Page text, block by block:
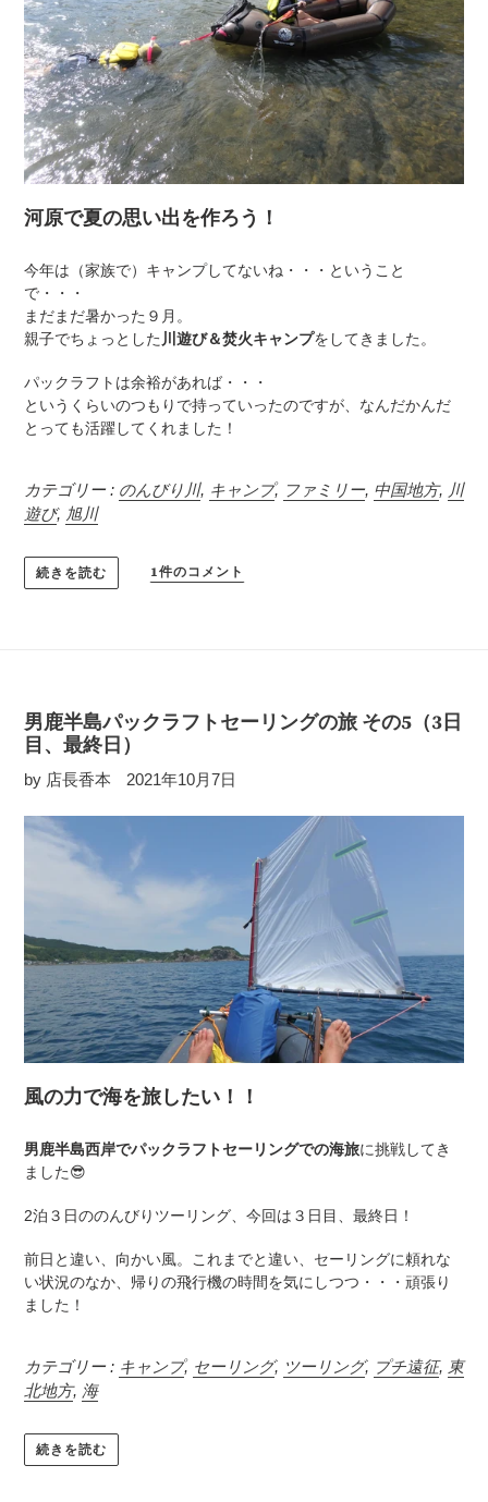
河原で夏の思い出を作ろう！
今年は（家族で）キャンプしてないね・・・ということ
で・・・
まだまだ暑かった９月。
親子でちょっとした 川遊び＆焚火キャンプをしてきました。
パックラフトは余裕があれば・・・
というくらいのつもりで持っていったのですが、なんだかんだ
とっても活躍してくれました！
カテゴリー : のんびり川, キャンプ, ファミリー, 中国地方, 川
遊び, 旭川
続きを読む 1件のコメント
男鹿半島パックラフトセーリングの旅 その5（3日
目、最終日）
by 店長香本 2021年10月7日
風の力で海を旅したい！！
男鹿半島西岸でパックラフトセーリングでの海旅に挑戦してき
ました😎
2泊３日ののんびりツーリング、今回は３日目、最終日！
前日と違い、向かい風。これまでと違い、セーリングに頼れな
い状況のなか、帰りの飛行機の時間を気にしつつ・・・頑張り
ました！
カテゴリー : キャンプ, セーリング, ツーリング, プチ遠征, 東
北地方, 海
続きを読む